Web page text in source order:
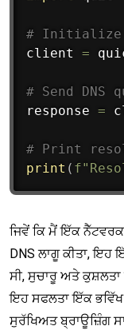
# Initialize
client =
# Send DNS
response =
# Print
print (
ਜਿਵੇਂ ਕਿ ਮੈਂ ਇੱਕ
DNS ਲਾਗੂ ਕੀਤਾ, ਇਹ
ਸੀ, ਸੁਚਾਰੂ ਅਤੇ
ਇਹ ਸਫਲਤਾ ਇੱਕ ਭਵਿੱਖ
ਸੁਰੱਖਿਅਤ ਬ੍ਰਾਊਜ਼ਿੰਗ